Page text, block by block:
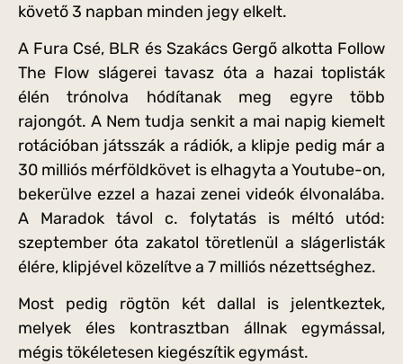
követő 3 napban minden jegy elkelt.
A Fura Csé, BLR és Szakács Gergő alkotta Follow
The Flow slágerei tavasz óta a hazai toplisták
élén trónolva hódítanak meg egyre több
rajongót. A Nem tudja senkit a mai napig kiemelt
rotációban játsszák a rádiók, a klipje pedig már a
30 milliós mérföldkövet is elhagyta a Youtube-on,
bekerülve ezzel a hazai zenei videók élvonalába.
A Maradok távol c. folytatás is méltó utód:
szeptember óta zakatol töretlenül a slágerlisták
élére, klipjével közelítve a 7 milliós nézettséghez.
Most pedig rögtön két dallal is jelentkeztek,
melyek éles kontrasztban állnak egymással,
mégis tökéletesen kiegészítik egymást.